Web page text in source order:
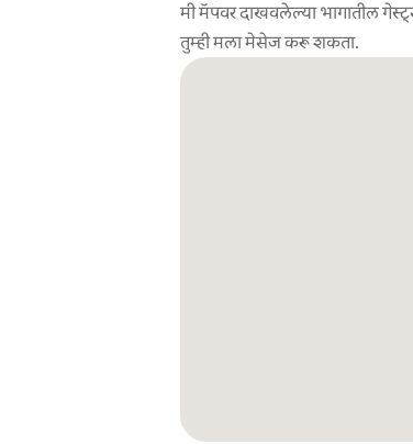
मी मॅपवर दाखवलेल्या भागातील
तुम्ही मला मेसेज करू शकता.